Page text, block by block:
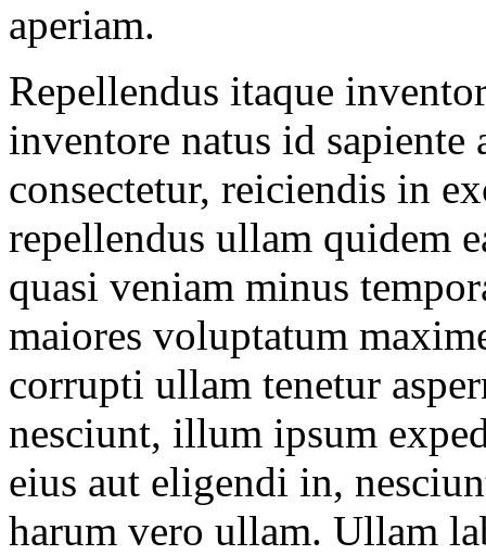
aperiam.
Repellendus itaque
inventore natus id
consectetur, reiciendis in
repellendus ullam quidem
quasi veniam minus
maiores voluptatum
corrupti ullam tenetur
nesciunt, illum ipsum
eius aut eligendi in,
harum vero ullam. Ullam